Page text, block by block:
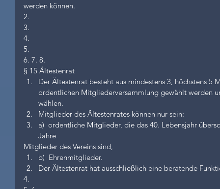
werden können.
2.
3.
4.
5.
6. 7. 8.
§ 15 Ältestenrat
Der Ältestenrat besteht aus mindestens 3, höchstens
ordentlichen Mitgliederversammlung gewählt werden
wählen.
Mitglieder des Ältestenrates können nur sein:
a)  ordentliche Mitglieder, die das 40. Lebensjahr
Jahre
Mitglieder des Vereins sind,
b)  Ehrenmitglieder.
Der Ältestenrat hat ausschließlich eine beratende
4.